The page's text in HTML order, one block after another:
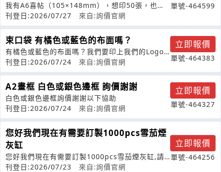
我有A6喜帖（105×148mm），想印50張，也想
加購50個白色信封並印上自己
刊登日:2026/07/27 來自:詢價官網
單號-464599
束口袋 有橘色或藍色的布面嗎？
有橘色或藍色的布面嗎？我們要印上我們的Logo
做成束口袋
刊登日:2026/07/24 來自:詢價官網
立即報價
單號-464383
A2畫框 白色或銀色邊框 詢價謝謝
白色或銀色邊框詢價謝謝以下協助
刊登日:2026/07/24
來自:詢價官網
立即報價
單號-464327
您好我們現在有需要訂製1000pcs雪茄煙
灰缸
您好我們現在有需要訂製1000pcs雪茄煙灰缸,請
問貴工廠是否能客制?
刊登日:2026/07/23 來自:詢價官網
立即報價
單號-464256